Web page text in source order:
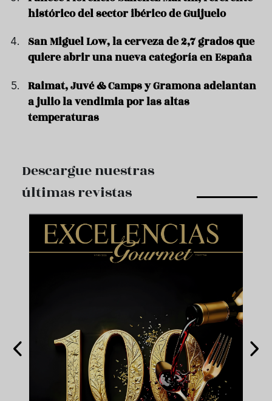
histórico del sector ibérico de Guijuelo
San Miguel Low, la cerveza de 2,7 grados que
quiere abrir una nueva categoría en España
Raimat, Juvé & Camps y Gramona adelantan
a julio la vendimia por las altas
temperaturas
Descargue nuestras
últimas revistas